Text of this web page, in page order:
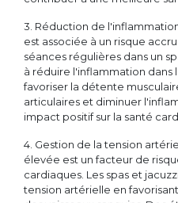
3. Réduction de
est associée à un risque
séances régulières dans un
à réduire l'inflammation dans
favoriser la détente
articulaires et diminuer
impact positif sur la santé
4. Gestion de la tension
élevée est un facteur de
cardiaques. Les spas et
tension artérielle en